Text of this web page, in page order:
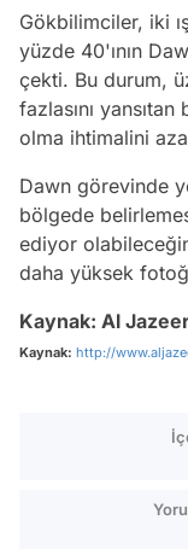
Gökbilimciler, iki
yüzde 40'ının
çekti. Bu durum,
fazlasını yansıtan
olma ihtimalini
Dawn görevinde
bölgede
ediyor
daha yüksek
Kaynak: Al
Kaynak: http://